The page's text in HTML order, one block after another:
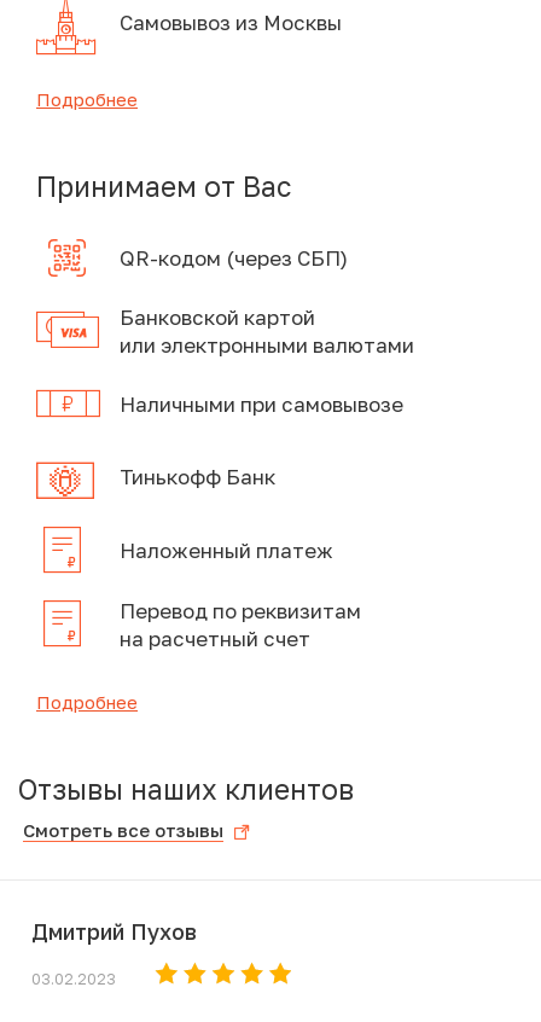
Самовывоз из Москвы
Подробнее
Принимаем от Вас
QR-кодом (через СБП)
Банковской картой
или электронными валютами
Наличными при самовывозе
Тинькофф Банк
Наложенный платеж
Перевод по реквизитам
на расчетный счет
Подробнее
Отзывы наших клиентов
Смотреть все отзывы
Дмитрий Пухов
03.02.2023